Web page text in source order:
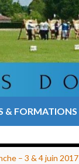
& FORMATIONS
– 3 & 4 juin 2017